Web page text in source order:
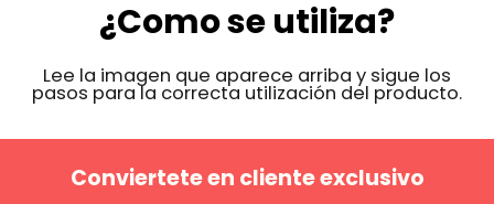
¿Como se utiliza?
Lee la imagen que aparece arriba y sigue los
pasos para la correcta utilización del producto.
Conviertete en cliente exclusivo